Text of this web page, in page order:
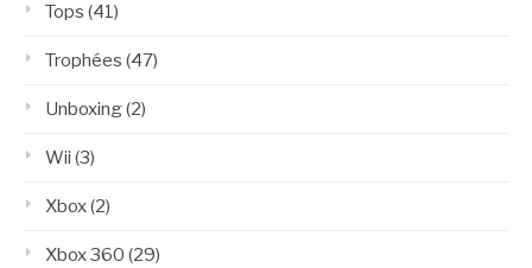
Tops (41)
Trophées (47)
Unboxing(2)
Wii (3)
Xbox(2)
Xbox 360 (29)